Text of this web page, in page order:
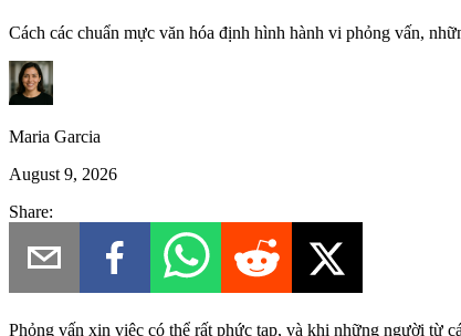
Cách các chuẩn mực văn hóa định hình hành vi phỏng vấn,
Maria Garcia
August 9, 2026
Share:
Phỏng vấn xin việc có thể rất phức tạp, và khi những người từ